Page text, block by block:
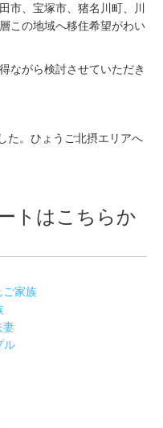
市、宝塚市、猪名川町、川
この地域へ移住希望がわい
ながら検討させていただき
た。ひょうご北摂エリアへ
トはこちらか
家族
妻
ル